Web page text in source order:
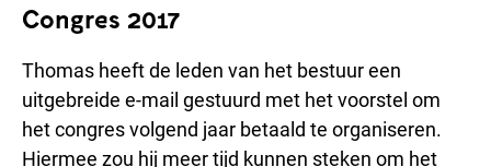
Congres 2017
Thomas heeft de leden van het bestuur een
uitgebreide e-mail gestuurd met het voorstel om
het congres volgend jaar betaald te organiseren.
Hiermee zou hij meer tijd kunnen steken om het